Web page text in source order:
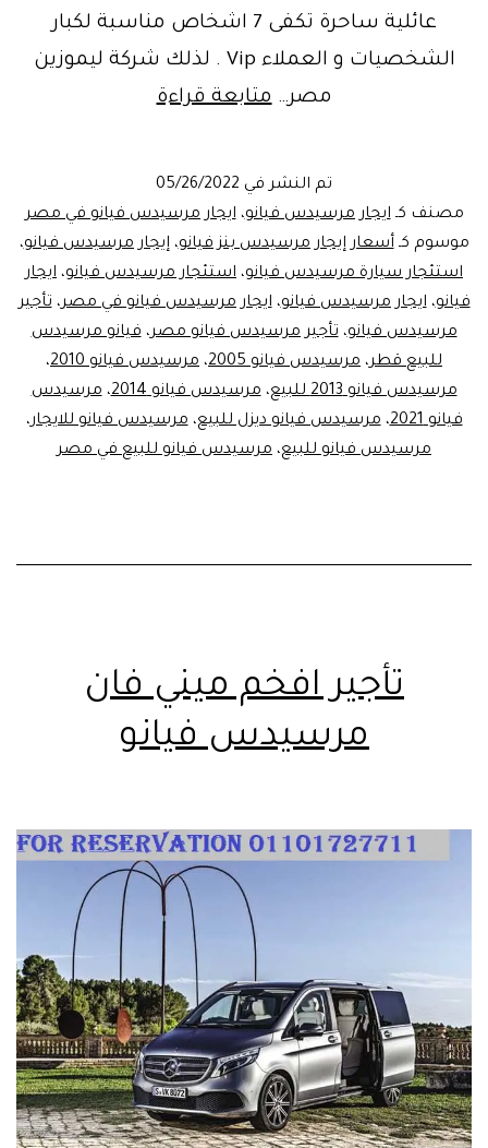
عائلية ساحرة تكفى 7 اشخاص مناسبة لكبار
الشخصيات و العملاء Vip . لذلك شركة ليموزين
مصر…متابعة قراءةلانك
خدمة
افضل..
ايجار
مرسيدس
فيانو
من
ليموزين
مصر
تم النشر في 05/26/2022
مصنف كـايجار مرسيدس فيانو،ايجار مرسيدس فيانو في مصر
موسوم كـأسعار إيجار مرسيدس بنز فيانو،إيجار مرسيدس فيانو،
استئجار سيارة مرسيدس فيانو، استئجار مرسيدس فيانو، ايجار
فيانو،ايجار مرسيدس فيانو،ايجار مرسيدس فيانو في مصر،تأجير
مرسيدس فيانو،تأجير مرسيدس فيانو مصر،فيانو مرسيدس
للبيع قطر، مرسيدس فيانو 2005 ، مرسيدس فيانو 2010
،
مرسيدس فيانو 2013 للبيع
،مرسيدس فيانو 2014 ،مرسيدس
فيانو 2021
،مرسيدس فيانو ديزل للبيع،مرسيدس فيانو للايجار،
مرسيدس فيانو للبيع، مرسيدس فيانو للبيع في مصر
تأجير افخم ميني فان
مرسيدس فيانو